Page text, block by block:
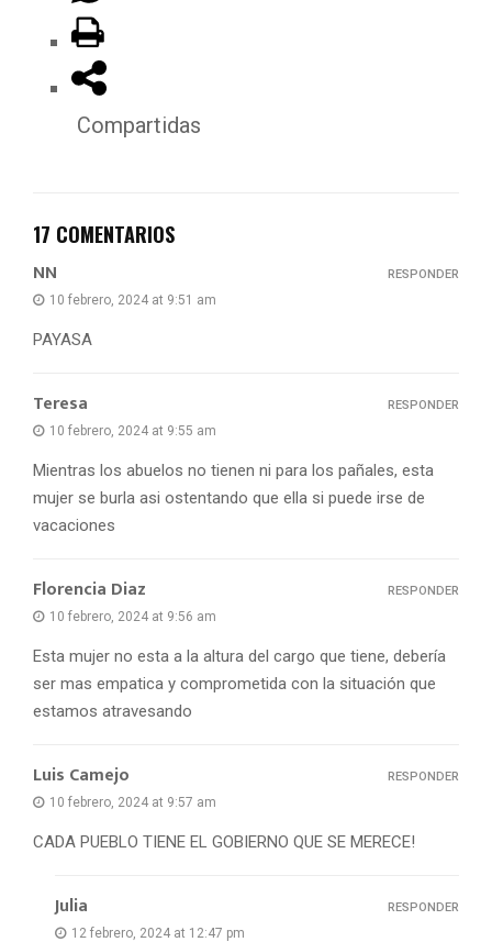
Compartidas
17 COMENTARIOS
NN
10 febrero, 2024 at 9:51 am
PAYASA
RESPONDER
Teresa
10 febrero, 2024 at 9:55 am
Mientras los abuelos no tienen ni para los pañales, esta
mujer se burla asi ostentando que ella si puede irse de
vacaciones
RESPONDER
Florencia Diaz
10 febrero, 2024 at 9:56 am
Esta mujer no esta a la altura del cargo que tiene, debería
ser mas empatica y comprometida con la situación que
estamos atravesando
RESPONDER
Luis Camejo
10 febrero, 2024 at 9:57 am
CADA PUEBLO TIENE EL GOBIERNO QUE SE MERECE!
RESPONDER
Julia
12 febrero, 2024 at 12:47 pm
RESPONDER